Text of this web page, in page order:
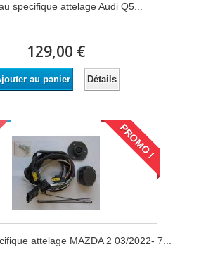
specifique attelage Audi Q5...
129,00 €
au panier Détails
PROMO !
attelage MAZDA 2 03/2022- 7...